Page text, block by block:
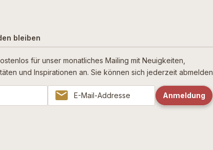
bleiben
für unser monatliches Mailing mit Neuigkeiten,
und Inspirationen an. Sie können sich jederzeit abmelden